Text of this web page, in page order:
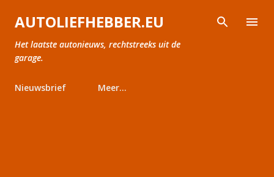
Doorgaan naar hoofdcontent
AUTOLIEFHEBBER.EU
Het laatste autonieuws, rechtstreeks uit de
garage.
Nieuwsbrief Meer…